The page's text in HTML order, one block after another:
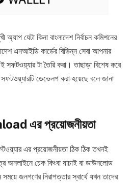
যেটা কিনা বাংলাদেশ নির্বাচন কমিশনের
এনআইডি কার্ডের বিভিন্ন সেবা আপনার
টা তৈরি করা। তাছাড়া বিশেষ করে
ডেভেলপ করা হয়েছে বলে জানা
এর প্রয়োজনীয়তা
এর প্রয়োজনীয়তা ঠিক ঠিক তখনই
চেক কিংবা যাচাই বা ডাউনলোড
জনগণের নিরাপত্তার স্বার্থে যখন তাদের